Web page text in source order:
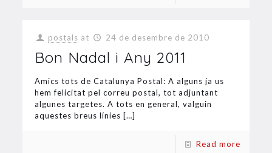
postals at 24 de desembre de 2010
Bon Nadal i Any 2011
Amics tots de Catalunya Postal: A alguns ja us
hem felicitat pel correu postal, tot adjuntant
algunes targetes. A tots en general, valguin
aquestes breus línies […]
Read more